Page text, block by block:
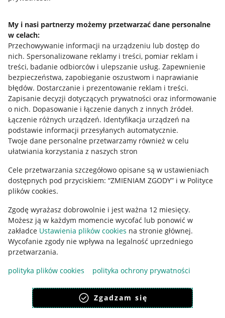
My i nasi partnerzy możemy przetwarzać dane personalne
w celach:
Przechowywanie informacji na urządzeniu lub dostęp do
nich. Spersonalizowane reklamy i treści, pomiar reklam i
treści, badanie odbiorców i ulepszanie usług. Zapewnienie
bezpieczeństwa, zapobieganie oszustwom i naprawianie
błędów. Dostarczanie i prezentowanie reklam i treści.
Zapisanie decyzji dotyczących prywatności oraz informowanie
o nich. Dopasowanie i łączenie danych z innych źródeł.
Łączenie różnych urządzeń. Identyfikacja urządzeń na
podstawie informacji przesyłanych automatycznie.
Twoje dane personalne przetwarzamy również w celu
ułatwiania korzystania z naszych stron
Cele przetwarzania szczegółowo opisane są w ustawieniach
dostępnych pod przyciskiem: “ZMIENIAM ZGODY” i w Polityce
plików cookies.
Zgodę wyrażasz dobrowolnie i jest ważna 12 miesięcy.
Możesz ją w każdym momencie wycofać lub ponowić w
zakładce Ustawienia plików cookies na stronie głównej.
Wycofanie zgody nie wpływa na legalność uprzedniego
przetwarzania.
polityka plików cookies
polityka ochrony prywatności
Zgadzam się
Allegro Gadane dla sprzedających
Allegro Gadane dla kupujących
Mapa miejscowości
Informacje prawne
Regulamin
Polityka plików "cookies"
Ustawienia plików "cookies"
Udostępnianie lokalizacji
Informacje dla Aktu o Usługach Cyfrowych
Pobierz aplikację